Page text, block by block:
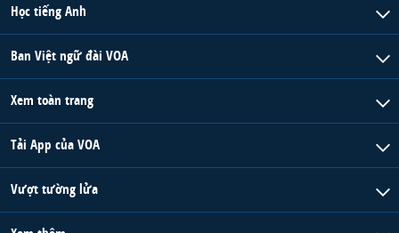
Học tiếng Anh
Ban Việt ngữ đài VOA
Xem toàn trang
Tải App của VOA
Vượt tường lửa